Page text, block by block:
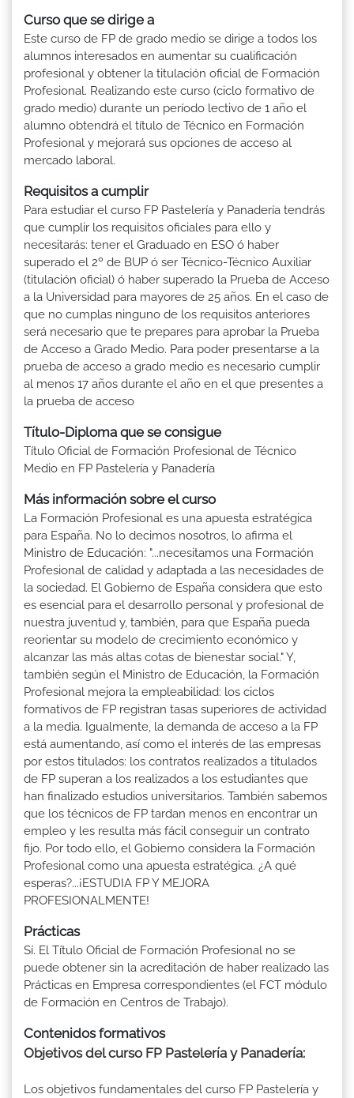
Curso que se dirige a
Este curso de FP de grado medio se dirige a todos los
alumnos interesados en aumentar su cualificación
profesional y obtener la titulación oficial de Formación
Profesional. Realizando este curso (ciclo formativo de
grado medio) durante un período lectivo de 1 año el
alumno obtendrá el título de Técnico en Formación
Profesional y mejorará sus opciones de acceso al
mercado laboral.
Requisitos a cumplir
Para estudiar el curso FP Pastelería y Panadería tendrás
que cumplir los requisitos oficiales para ello y
necesitarás: tener el Graduado en ESO ó haber
superado el 2º de BUP ó ser Técnico-Técnico Auxiliar
(titulación oficial) ó haber superado la Prueba de Acceso
a la Universidad para mayores de 25 años. En el caso de
que no cumplas ninguno de los requisitos anteriores
será necesario que te prepares para aprobar la Prueba
de Acceso a Grado Medio. Para poder presentarse a la
prueba de acceso a grado medio es necesario cumplir
al menos 17 años durante el año en el que presentes a
la prueba de acceso
Título-Diploma que se consigue
Título Oficial de Formación Profesional de Técnico
Medio en FP Pastelería y Panadería
Más información sobre el curso
La Formación Profesional es una apuesta estratégica
para España. No lo decimos nosotros, lo afirma el
Ministro de Educación: "...necesitamos una Formación
Profesional de calidad y adaptada a las necesidades de
la sociedad. El Gobierno de España considera que esto
es esencial para el desarrollo personal y profesional de
nuestra juventud y, también, para que España pueda
reorientar su modelo de crecimiento económico y
alcanzar las más altas cotas de bienestar social." Y,
también según el Ministro de Educación, la Formación
Profesional mejora la empleabilidad: los ciclos
formativos de FP registran tasas superiores de actividad
a la media. Igualmente, la demanda de acceso a la FP
está aumentando, así como el interés de las empresas
por estos titulados: los contratos realizados a titulados
de FP superan a los realizados a los estudiantes que
han finalizado estudios universitarios. También sabemos
que los técnicos de FP tardan menos en encontrar un
empleo y les resulta más fácil conseguir un contrato
fijo. Por todo ello, el Gobierno considera la Formación
Profesional como una apuesta estratégica. ¿A qué
esperas?...¡ESTUDIA FP Y MEJORA
PROFESIONALMENTE!
Prácticas
Sí. El Título Oficial de Formación Profesional no se
puede obtener sin la acreditación de haber realizado las
Prácticas en Empresa correspondientes (el FCT módulo
de Formación en Centros de Trabajo).
Contenidos formativos
Objetivos del curso FP Pastelería y Panadería:
Los objetivos fundamentales del curso FP Pastelería y